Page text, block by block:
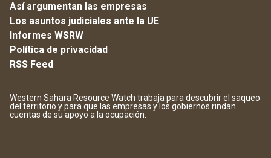
Así argumentan las empresas
Los asuntos judiciales ante la UE
Informes WSRW
Política de privacidad
RSS Feed
Western Sahara Resource Watch trabaja para descubrir el saqueo
del territorio y para que las empresas y los gobiernos rindan
cuentas de su apoyo a la ocupación.